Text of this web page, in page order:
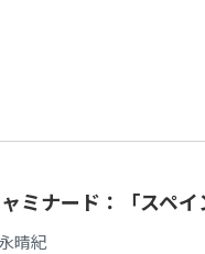
ミナード：「スペ
晴紀